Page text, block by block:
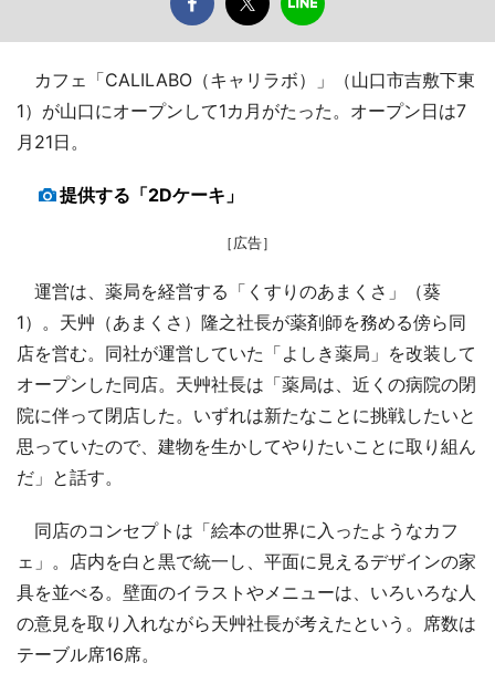
カフェ「CALILABO（キャリラボ）」（山口市吉敷下東
1）が山口にオープンして1カ月がたった。オープン日は7
月21日。
提供する「2Dケーキ」
［広告］
運営は、薬局を経営する「くすりのあまくさ」（葵
1）。天艸（あまくさ）隆之社長が薬剤師を務める傍ら同
店を営む。同社が運営していた「よしき薬局」を改装して
オープンした同店。天艸社長は「薬局は、近くの病院の閉
院に伴って閉店した。いずれは新たなことに挑戦したいと
思っていたので、建物を生かしてやりたいことに取り組ん
だ」と話す。
同店のコンセプトは「絵本の世界に入ったようなカフ
ェ」。店内を白と黒で統一し、平面に見えるデザインの家
具を並べる。壁面のイラストやメニューは、いろいろな人
の意見を取り入れながら天艸社長が考えたという。席数は
テーブル席16席。